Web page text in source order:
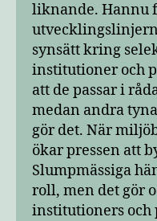
liknande. Hannu
synsätt kring
institutioner och
att de passar i
medan andra
gör det. När
ökar pressen att
Slumpmässiga
roll, men det gör
institutioners och